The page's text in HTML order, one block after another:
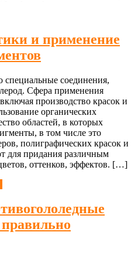
и применение
специальные соединения,
Сфера применения
производство красок и
органических
областей, в которых
в том числе это
полиграфических красок и
для придания различным
оттенков, эффектов. […]